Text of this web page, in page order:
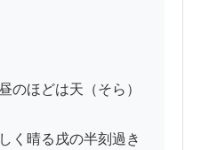
のほどは天（そら）
く晴る戌の半刻過き